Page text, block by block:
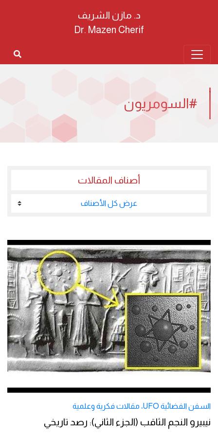
د. مازن الشريف
Dr. Mazen Cherif
#السومريون
أصناف المقالات
عرض كل الأصناف
السفن الفضائية UFO ، مقالات فكرية وعلمية
نيبيرو النجم الثاقب (الجزء الثاني): رصد تاريخي